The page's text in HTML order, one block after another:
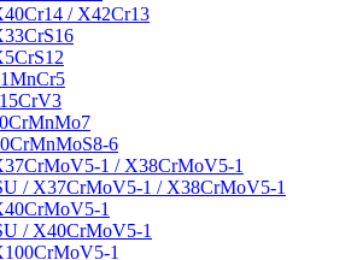
/ X42Cr13
6
1 / X38CrMoV5-1
/ X37CrMoV5-1 / X38CrMoV5-1
1
/ X40CrMoV5-1
1